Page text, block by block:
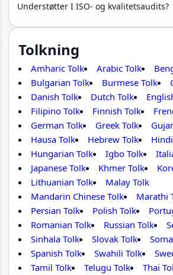
Understøtter I ISO- og kvalitetsaudits?
Tolkning
Amharic Tolk Arabic Tolk
Bulgarian Tolk
Burmese Tolk
Danish Tolk
Dutch Tolk
Filipino Tolk
Finnish Tolk
German Tolk
Greek Tolk
Hausa Tolk
Hebrew Tolk
Hungarian Tolk
Igbo Tolk
Japanese Tolk
Khmer Tolk
Lithuanian Tolk
Malay Tolk
Mandarin Chinese Tolk
Marathi
Persian Tolk
Polish Tolk
Romanian Tolk
Russian Tolk
Sinhala Tolk
Slovak Tolk
Spanish Tolk
Swahili Tolk
Tamil Tolk
Telugu Tolk Thai